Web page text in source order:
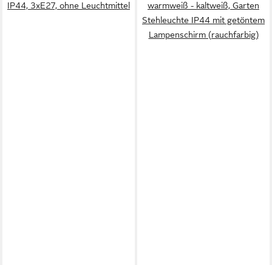
IP44, 3xE27, ohne Leuchtmittel
warmweiß - kaltweiß, Garten
Stehleuchte IP44 mit getöntem
Lampenschirm (rauchfarbig)